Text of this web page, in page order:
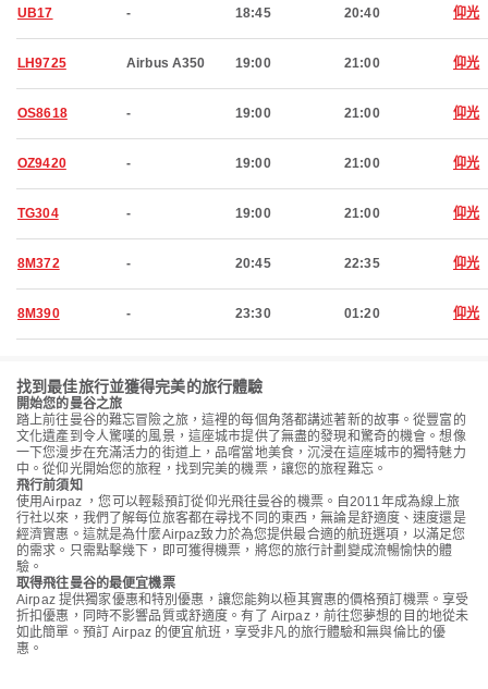
UB17 - 18:45 20:40 仰光
LH9725 Airbus A350 19:00 21:00 仰光
OS8618 - 19:00 21:00 仰光
OZ9420 - 19:00 21:00 仰光
TG304 - 19:00 21:00 仰光
8M372 - 20:45 22:35 仰光
8M390 - 23:30 01:20 仰光
找到最佳旅行並獲得完美的旅行體驗
開始您的曼谷之旅
踏上前往曼谷的難忘冒險之旅，這裡的每個角落都講述著新的故事。從豐富的
文化遺產到令人驚嘆的風景，這座城市提供了無盡的發現和驚奇的機會。想像
一下您漫步在充滿活力的街道上，品嚐當地美食，沉浸在這座城市的獨特魅力
中。從仰光開始您的旅程，找到完美的機票，讓您的旅程難忘。
飛行前須知
使用Airpaz ，您可以輕鬆預訂從仰光飛往曼谷的機票。自2011年成為線上旅
行社以來，我們了解每位旅客都在尋找不同的東西，無論是舒適度、速度還是
經濟實惠。這就是為什麼Airpaz致力於為您提供最合適的航班選項，以滿足您
的需求。只需點擊幾下，即可獲得機票，將您的旅行計劃變成流暢愉快的體
驗。
取得飛往曼谷的最便宜機票
Airpaz 提供獨家優惠和特別優惠，讓您能夠以極其實惠的價格預訂機票。享受
折扣優惠，同時不影響品質或舒適度。有了 Airpaz，前往您夢想的目的地從未
如此簡單。預訂 Airpaz 的便宜航班，享受非凡的旅行體驗和無與倫比的優
惠。